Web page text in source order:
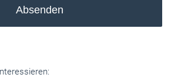
Absenden